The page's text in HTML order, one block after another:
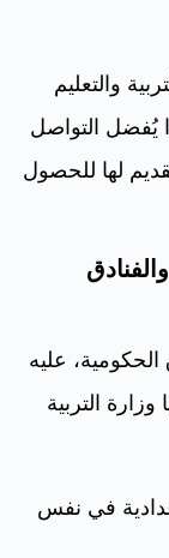
والتعليم
يُفضل التواصل
لها للحصول
عليه
التربية
في نفس